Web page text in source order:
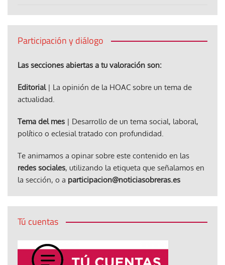
Participación y diálogo
Las secciones abiertas a tu valoración son:
Editorial| La opinión de la HOAC sobre un tema de
actualidad.
Tema del mes | Desarrollo de un tema social, laboral,
político o eclesial tratado con profundidad.
Te animamos a opinar sobre este contenido en las
redes sociales, utilizando la etiqueta que señalamos en
la sección, o a participacion@noticiasobreras.es
Tú cuentas